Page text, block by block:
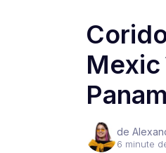
Mexic
de
6 minute